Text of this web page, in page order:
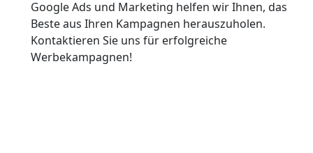
Google Ads und Marketing helfen wir Ihnen, das
Beste aus Ihren Kampagnen herauszuholen.
Kontaktieren Sie uns für erfolgreiche
Werbekampagnen!